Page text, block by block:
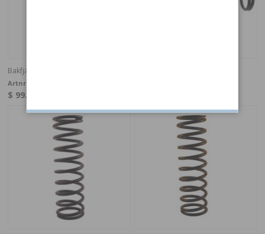
Bakfjäder 1800
Artnr:
$ 99.95